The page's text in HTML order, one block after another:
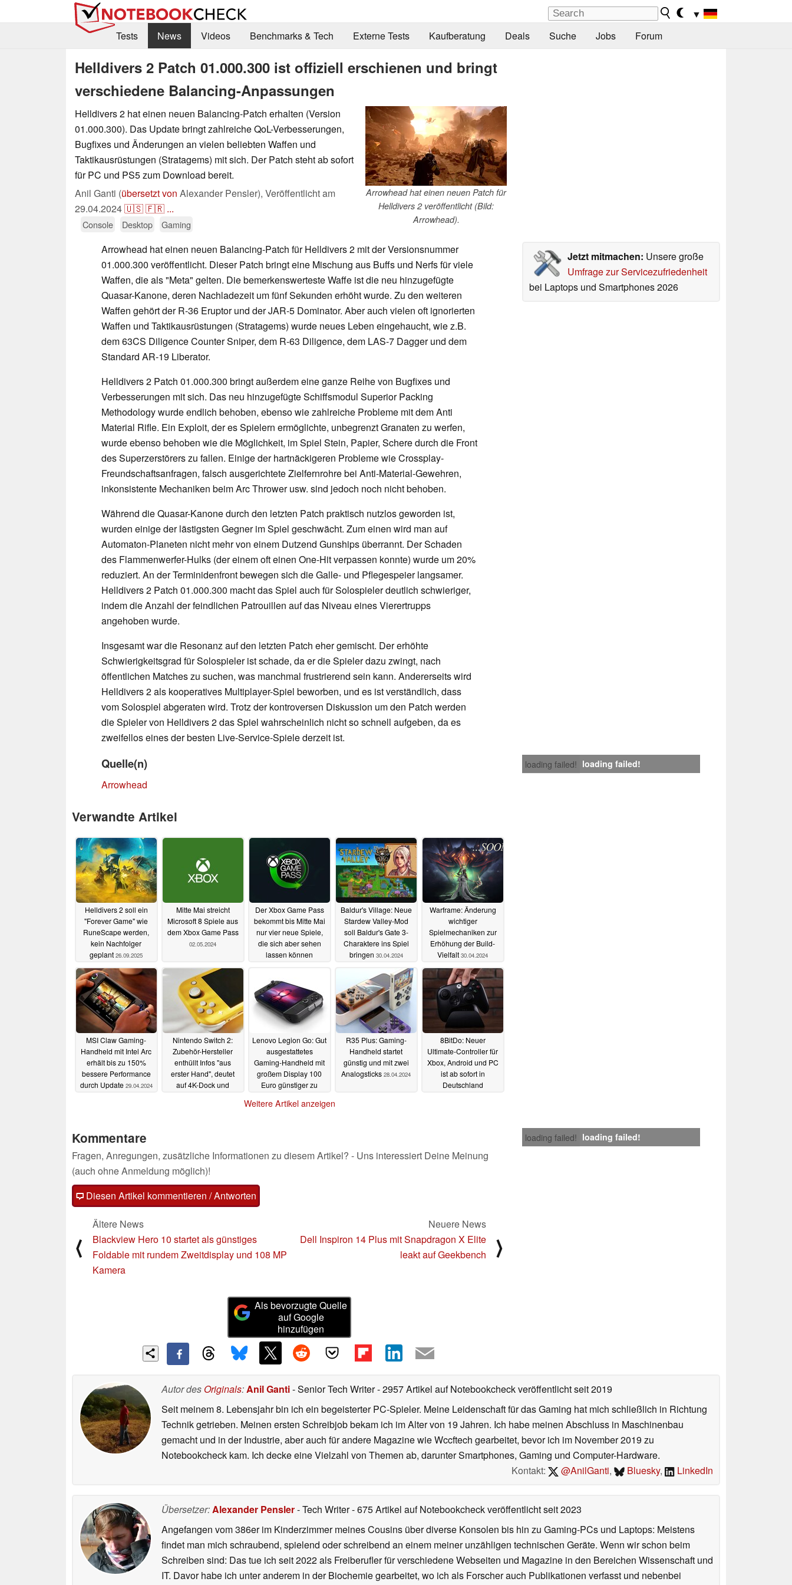
▼
Tests
News Videos Benchmarks & Tech Externe Tests Kaufberatung Deals Suche Jobs Forum
Helldivers 2 Patch 01.000.300 ist offiziell erschienen und bringt
verschiedene Balancing-Anpassungen
Arrowhead hat einen neuen Patch für
Helldivers 2 veröffentlicht (Bild:
Arrowhead).
Helldivers 2 hat einen neuen Balancing-Patch erhalten (Version
01.000.300). Das Update bringt zahlreiche QoL-Verbesserungen,
Bugfixes und Änderungen an vielen beliebten Waffen und
Taktikausrüstungen (Stratagems) mit sich. Der Patch steht ab sofort
für PC und PS5 zum Download bereit.
Anil Ganti (übersetzt von Alexander Pensler), Veröffentlicht am
29.04.2024🇺🇸🇫🇷 ...
Console Desktop Gaming
Jetzt mitmachen: Unsere große
Umfrage zur Servicezufriedenheit
bei Laptops und Smartphones 2026
Arrowhead hat einen neuen Balancing-Patch für Helldivers 2 mit der Versionsnummer
01.000.300 veröffentlicht. Dieser Patch bringt eine Mischung aus Buffs und Nerfs für viele
Waffen, die als "Meta" gelten. Die bemerkenswerteste Waffe ist die neu hinzugefügte
Quasar-Kanone, deren Nachladezeit um fünf Sekunden erhöht wurde. Zu den weiteren
Waffen gehört der R-36 Eruptor und der JAR-5 Dominator. Aber auch vielen oft ignorierten
Waffen und Taktikausrüstungen (Stratagems) wurde neues Leben eingehaucht, wie z.B.
dem 63CS Diligence Counter Sniper, dem R-63 Diligence, dem LAS-7 Dagger und dem
Standard AR-19 Liberator.
Helldivers 2 Patch 01.000.300 bringt außerdem eine ganze Reihe von Bugfixes und
Verbesserungen mit sich. Das neu hinzugefügte Schiffsmodul Superior Packing
Methodology wurde endlich behoben, ebenso wie zahlreiche Probleme mit dem Anti
Material Rifle. Ein Exploit, der es Spielern ermöglichte, unbegrenzt Granaten zu werfen,
wurde ebenso behoben wie die Möglichkeit, im Spiel Stein, Papier, Schere durch die Front
des Superzerstörers zu fallen. Einige der hartnäckigeren Probleme wie Crossplay-
Freundschaftsanfragen, falsch ausgerichtete Zielfernrohre bei Anti-Material-Gewehren,
inkonsistente Mechaniken beim Arc Thrower usw. sind jedoch noch nicht behoben.
Während die Quasar-Kanone durch den letzten Patch praktisch nutzlos geworden ist,
wurden einige der lästigsten Gegner im Spiel geschwächt. Zum einen wird man auf
Automaton-Planeten nicht mehr von einem Dutzend Gunships überrannt. Der Schaden
des Flammenwerfer-Hulks (der einem oft einen One-Hit verpassen konnte) wurde um 20%
reduziert. An der Terminidenfront bewegen sich die Galle- und Pflegespeier langsamer.
Helldivers 2 Patch 01.000.300 macht das Spiel auch für Solospieler deutlich schwieriger,
indem die Anzahl der feindlichen Patrouillen auf das Niveau eines Vierertrupps
angehoben wurde.
Insgesamt war die Resonanz auf den letzten Patch eher gemischt. Der erhöhte
Schwierigkeitsgrad für Solospieler ist schade, da er die Spieler dazu zwingt, nach
öffentlichen Matches zu suchen, was manchmal frustrierend sein kann. Andererseits wird
Helldivers 2 als kooperatives Multiplayer-Spiel beworben, und es ist verständlich, dass
vom Solospiel abgeraten wird. Trotz der kontroversen Diskussion um den Patch werden
die Spieler von Helldivers 2 das Spiel wahrscheinlich nicht so schnell aufgeben, da es
zweifellos eines der besten Live-Service-Spiele derzeit ist.
loading failed! loading failed!
Quelle(n)
Arrowhead
Verwandte Artikel
Helldivers 2 soll ein
"Forever Game" wie
RuneScape werden,
kein Nachfolger
geplant 26.09.2025
Mitte Mai streicht
Microsoft 8 Spiele aus
dem Xbox Game Pass
02.05.2024
Der Xbox Game Pass
bekommt bis Mitte Mai
nur vier neue Spiele,
die sich aber sehen
lassen können
Baldur's Village: Neue
Stardew Valley-Mod
soll Baldur's Gate 3-
Charaktere ins Spiel
bringen 30.04.2024
Warframe: Änderung
wichtiger
Spielmechaniken zur
Erhöhung der Build-
Vielfalt 30.04.2024
MSI Claw Gaming-
Handheld mit Intel Arc
erhält bis zu 150%
bessere Performance
durch Update 29.04.2024
Nintendo Switch 2:
Zubehör-Hersteller
enthüllt Infos "aus
erster Hand", deutet
auf 4K-Dock und
Lenovo Legion Go: Gut
ausgestattetes
Gaming-Handheld mit
großem Display 100
Euro günstiger zu
R35 Plus: Gaming-
Handheld startet
günstig und mit zwei
Analogsticks 28.04.2024
8BitDo: Neuer
Ultimate-Controller für
Xbox, Android und PC
ist ab sofort in
Deutschland
Weitere Artikel anzeigen
loading failed! loading failed!
Kommentare
Fragen, Anregungen, zusätzliche Informationen zu diesem Artikel? - Uns interessiert Deine Meinung
(auch ohne Anmeldung möglich)!
Diesen Artikel kommentieren / Antworten
⟨
Ältere News
Blackview Hero 10 startet als günstiges
Foldable mit rundem Zweitdisplay und 108 MP
Kamera
Neuere News
Dell Inspiron 14 Plus mit Snapdragon X Elite
leakt auf Geekbench
⟩
Als bevorzugte Quelle
auf Google
hinzufügen
Autor des Originals:Anil Ganti- Senior Tech Writer- 2957 Artikel auf Notebookcheck veröffentlichtseit 2019
Seit meinem 8. Lebensjahr bin ich ein begeisterter PC-Spieler. Meine Leidenschaft für das Gaming hat mich schließlich in Richtung
Technik getrieben. Meinen ersten Schreibjob bekam ich im Alter von 19 Jahren. Ich habe meinen Abschluss in Maschinenbau
gemacht und in der Industrie, aber auch für andere Magazine wie Wccftech gearbeitet, bevor ich im November 2019 zu
Notebookcheck kam. Ich decke eine Vielzahl von Themen ab, darunter Smartphones, Gaming und Computer-Hardware.
Kontakt:
@AnilGanti, Bluesky, LinkedIn
Übersetzer:Alexander Pensler- Tech Writer- 675 Artikel auf Notebookcheck veröffentlichtseit 2023
Angefangen vom 386er im Kinderzimmer meines Cousins über diverse Konsolen bis hin zu Gaming-PCs und Laptops: Meistens
findet man mich schraubend, spielend oder schreibend an einem meiner unzähligen technischen Geräte. Wenn wir schon beim
Schreiben sind: Das tue ich seit 2022 als Freiberufler für verschiedene Webseiten und Magazine in den Bereichen Wissenschaft und
IT. Davor habe ich unter anderem in der Biochemie gearbeitet, wo ich als Forscher auch Publikationen verfasst und nebenbei